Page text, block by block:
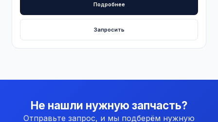
Подробнее
Запросить
Не нашли нужную запчасть?
Отправьте запрос, и мы подберём нужную